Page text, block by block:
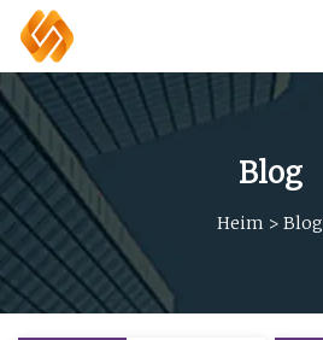
Blog
Heim > Blog